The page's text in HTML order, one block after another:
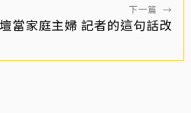
下一篇 →
當家庭主婦 記者的這句話改